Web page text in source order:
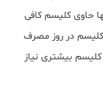
حاوی کلیسم کافی
حداقل 1000 میلی گرم کلیسم در روز مصرف
بیشتری نیاز